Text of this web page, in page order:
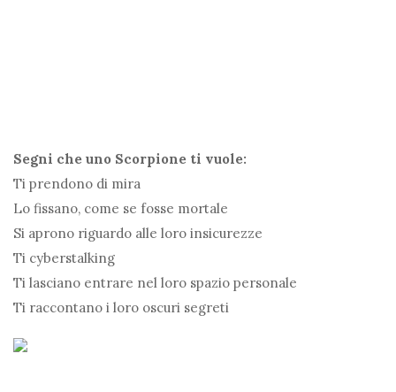
Segni che uno Scorpione ti vuole:
Ti prendono di mira
Lo fissano, come se fosse mortale
Si aprono riguardo alle loro insicurezze
Ti cyberstalking
Ti lasciano entrare nel loro spazio personale
Ti raccontano i loro oscuri segreti